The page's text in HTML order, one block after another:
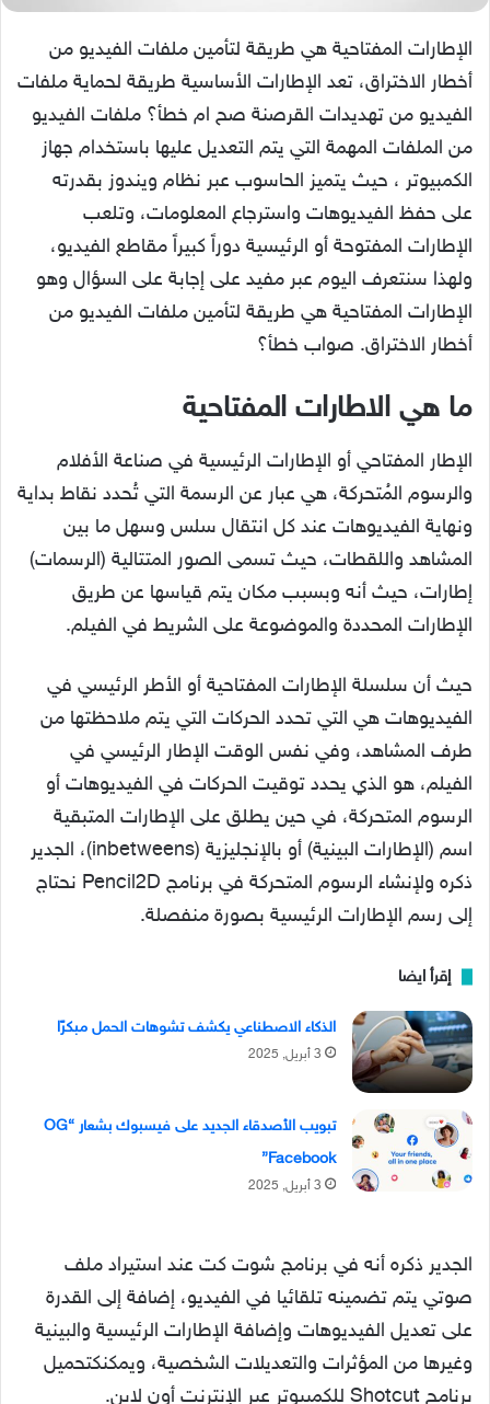
الإطارات المفتاحية هي طريقة لتأمين ملفات الفيديو من
أخطار الاختراق، تعد الإطارات الأساسية طريقة لحماية ملفات
الفيديو من تهديدات القرصنة صح ام خطأ؟ ملفات الفيديو
من الملفات المهمة التي يتم التعديل عليها باستخدام جهاز
الكمبيوتر ، حيث يتميز الحاسوب عبر نظام ويندوز بقدرته
على حفظ الفيديوهات واسترجاع المعلومات، وتلعب
الإطارات المفتوحة أو الرئيسية دوراً كبيراً مقاطع الفيديو،
ولهذا سنتعرف اليوم عبر مفيد على إجابة على السؤال وهو
الإطارات المفتاحية هي طريقة لتأمين ملفات الفيديو من
أخطار الاختراق. صواب خطأ؟
ما هي الاطارات المفتاحية
الإطار المفتاحي أو الإطارات الرئيسية في صناعة الأفلام
والرسوم المُتحركة، هي عبار عن الرسمة التي تُحدد نقاط بداية
ونهاية الفيديوهات عند كل انتقال سلس وسهل ما بين
المشاهد واللقطات، حيث تسمى الصور المتتالية (الرسمات)
إطارات، حيث أنه وبسبب مكان يتم قياسها عن طريق
الإطارات المحددة والموضوعة على الشريط في الفيلم.
حيث أن سلسلة الإطارات المفتاحية أو الأطر الرئيسي في
الفيديوهات هي التي تحدد الحركات التي يتم ملاحظتها من
طرف المشاهد، وفي نفس الوقت الإطار الرئيسي في
الفيلم، هو الذي يحدد توقيت الحركات في الفيديوهات أو
الرسوم المتحركة، في حين يطلق على الإطارات المتبقية
اسم (الإطارات البينية) أو بالإنجليزية (inbetweens)، الجدير
ذكره ولإنشاء الرسوم المتحركة في برنامج Pencil2D نحتاج
إلى رسم الإطارات الرئيسية بصورة منفصلة.
إقرأ ايضا
الذكاء الاصطناعي يكشف تشوهات الحمل مبكرًا
3 أبريل, 2025
تبويب الأصدقاء الجديد على فيسبوك بشعار “OG
Facebook”
3 أبريل, 2025
الجدير ذكره أنه في برنامج شوت كت عند استيراد ملف
صوتي يتم تضمينه تلقائيا في الفيديو، إضافة إلى القدرة
على تعديل الفيديوهات وإضافة الإطارات الرئيسية والبينية
وغيرها من المؤثرات والتعديلات الشخصية، ويمكنكتحميل
برنامج Shotcut للكمبيوتر عبر الإنترنت أون لاين.